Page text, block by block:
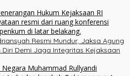
Resmi Mundur, Jaksa Agung
Diri Demi Jaga Integritas Kejaksaan